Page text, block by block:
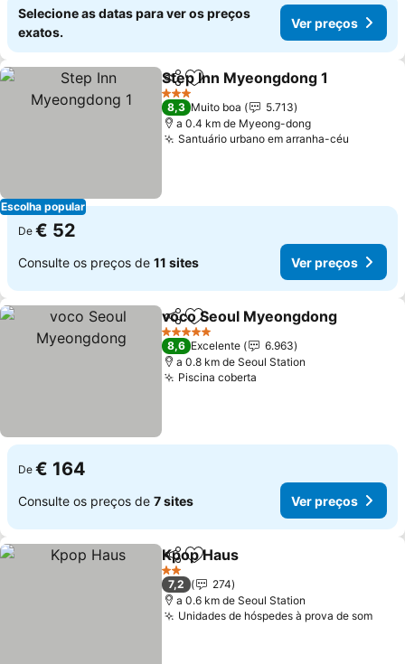
Selecione as datas para ver os preços
exatos.
Ver preços
Escolha popular
PartilharAdicionar aos favoritos
Step Inn Myeongdong 1
3 Estrelas
8,3 Muito boa
5.713
a 0.4 km de Myeong-dong
Santuário urbano em arranha-céu
De € 52
Consulte os preços de 11 sites Ver preços
PartilharAdicionar aos favoritos
voco Seoul Myeongdong
5 Estrelas
8,6 Excelente
6.963
a 0.8 km de Seoul Station
Piscina coberta
De € 164
Consulte os preços de 7 sites Ver preços
PartilharAdicionar aos favoritos
Kpop Haus
2 Estrelas
7,2
274
a 0.6 km de Seoul Station
Unidades de hóspedes à prova de som